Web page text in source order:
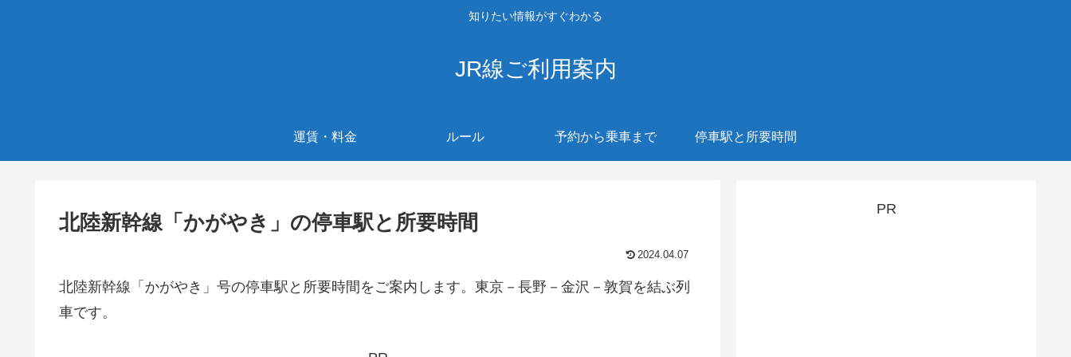
知りたい情報がすぐわかる
JR線ご利用案内
運賃・料金 ルール 予約から乗車まで 停車駅と所要時間
北陸新幹線「かがやき」の停車駅と所要時間
2024.04.07
北陸新幹線「かがやき」号の停車駅と所要時間をご案内します。東京－長野－金沢－敦賀を結ぶ列
車です。
PR